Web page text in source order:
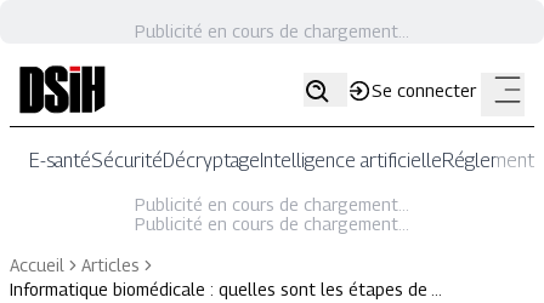
Publicité en cours de chargement...
Se connecter
E-santéSécuritéDécryptageIntelligence artificielle
Publicité en cours de chargement...
Publicité en cours de chargement...
Accueil
Articles
Informatique biomédicale : quelles sont les étapes de …